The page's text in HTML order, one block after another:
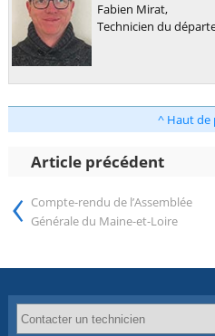
Fabien Mirat,
Technicien du
^ Haut de
Article précédent
‹ Compte-rendu de l’Assemblée
Générale du Maine-et-Loire